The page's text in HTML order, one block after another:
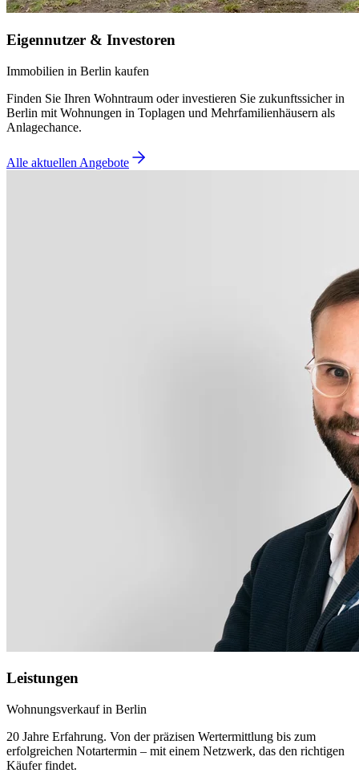
Eigennutzer & Investoren
Immobilien in Berlin kaufen
Finden Sie Ihren Wohntraum oder investieren Sie zukunftssicher in
Berlin mit Wohnungen in Toplagen und Mehrfamilienhäusern als
Anlagechance.
Alle aktuellen Angebote
Leistungen
Wohnungsverkauf in Berlin
20 Jahre Erfahrung. Von der präzisen Wertermittlung bis zum
erfolgreichen Notartermin – mit einem Netzwerk, das den richtigen
Käufer findet.